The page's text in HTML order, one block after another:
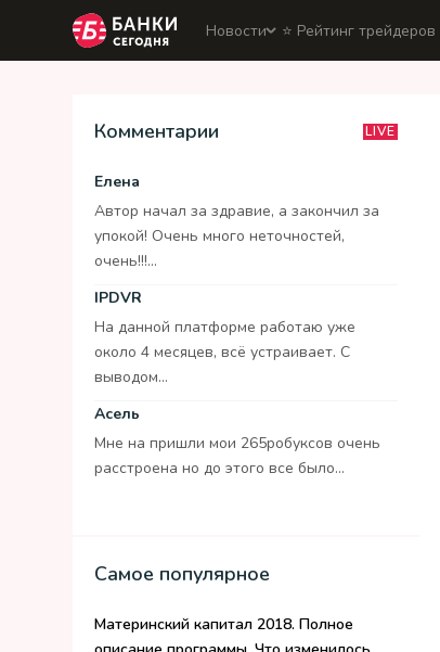
Новости ⭐️ Рейтинг трейдеров
Комментарии LIVE
Елена
Автор начал за здравие, а закончил за
упокой! Очень много неточностей,
очень!!!...
IPDVR
На данной платформе работаю уже
около 4 месяцев, всё устраивает. С
выводом...
Асель
Мне на пришли мои 265робуксов очень
расстроена но до этого все было...
Самое популярное
Материнский капитал 2018. Полное